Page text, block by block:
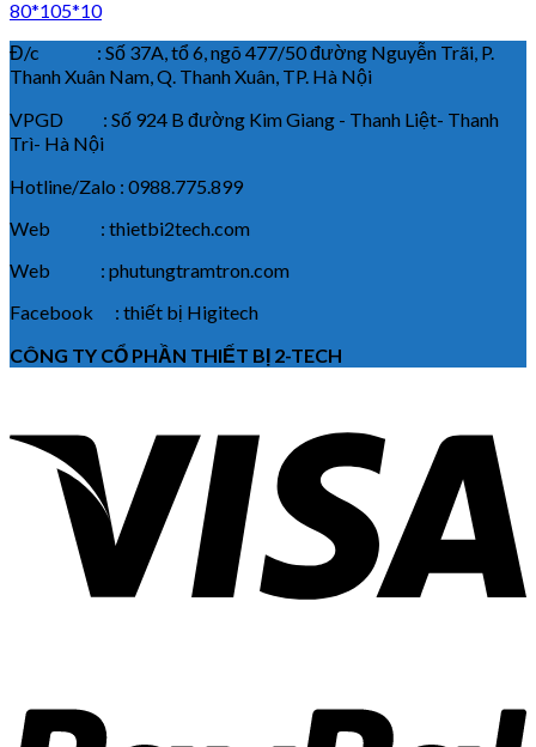
80*105*10
Đ/c : Số 37A, tổ 6, ngõ 477/50 đường Nguyễn Trãi, P.
Thanh Xuân Nam, Q. Thanh Xuân, TP. Hà Nội
VPGD : Số 924 B đường Kim Giang - Thanh Liệt- Thanh
Trì- Hà Nội
Hotline/Zalo : 0988.775.899
Web : thietbi2tech.com
Web : phutungtramtron.com
Facebook : thiết bị Higitech
CÔNG TY CỔ PHẦN THIẾT BỊ 2-TECH